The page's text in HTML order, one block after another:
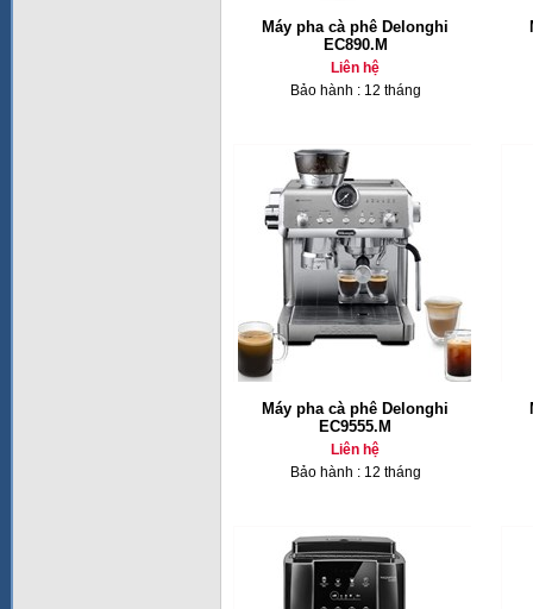
Máy pha cà phê Delonghi
EC890.M
Liên hệ
Bảo hành : 12 tháng
Máy pha cà phê Delonghi
EC9555.M
Liên hệ
Bảo hành : 12 tháng